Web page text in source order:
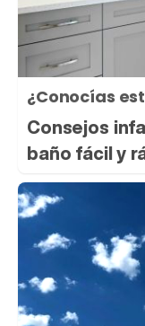
¿Conocías
Consejos
baño fácil y